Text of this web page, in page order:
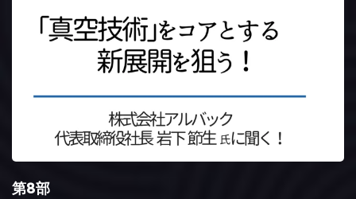
第8部